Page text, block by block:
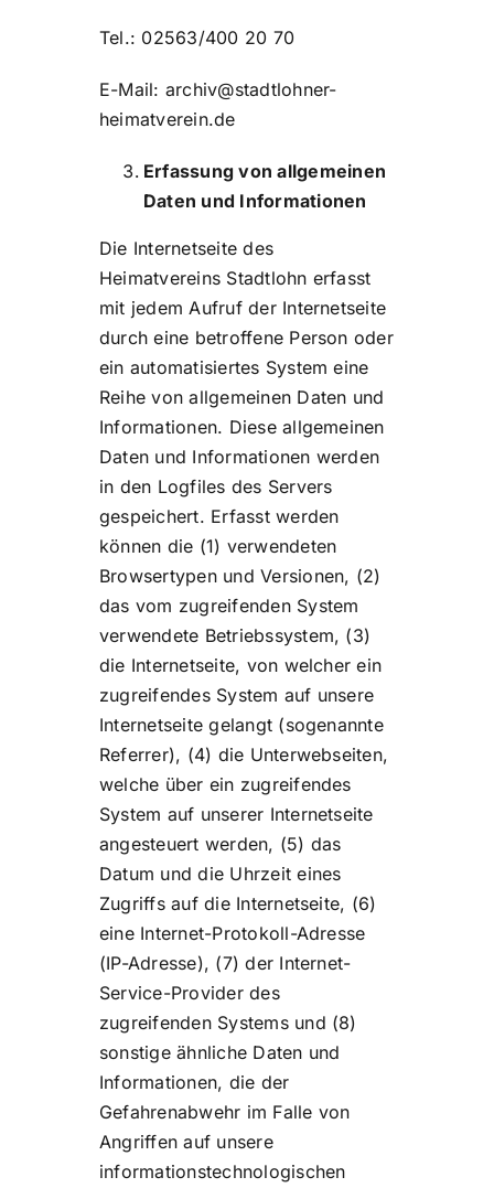
Tel.: 02563/400 20 70
E-Mail: archiv@stadtlohner-
heimatverein.de
Erfassung von allgemeinen
Daten und Informationen
Die Internetseite des
Heimatvereins Stadtlohn erfasst
mit jedem Aufruf der Internetseite
durch eine betroffene Person oder
ein automatisiertes System eine
Reihe von allgemeinen Daten und
Informationen. Diese allgemeinen
Daten und Informationen werden
in den Logfiles des Servers
gespeichert. Erfasst werden
können die (1) verwendeten
Browsertypen und Versionen, (2)
das vom zugreifenden System
verwendete Betriebssystem, (3)
die Internetseite, von welcher ein
zugreifendes System auf unsere
Internetseite gelangt (sogenannte
Referrer), (4) die Unterwebseiten,
welche über ein zugreifendes
System auf unserer Internetseite
angesteuert werden, (5) das
Datum und die Uhrzeit eines
Zugriffs auf die Internetseite, (6)
eine Internet-Protokoll-Adresse
(IP-Adresse), (7) der Internet-
Service-Provider des
zugreifenden Systems und (8)
sonstige ähnliche Daten und
Informationen, die der
Gefahrenabwehr im Falle von
Angriffen auf unsere
informationstechnologischen